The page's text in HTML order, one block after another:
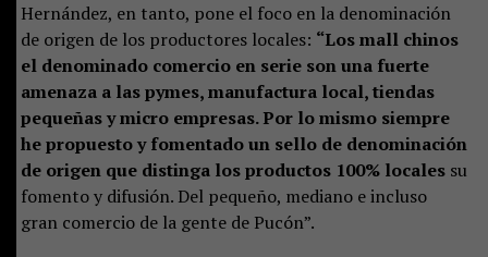
Hernández, en tanto, pone el foco en la denominación
de origen de los productores locales: “Los mall chinos
el denominado comercio en serie son una fuerte
amenaza a las pymes, manufactura local, tiendas
pequeñas y micro empresas. Por lo mismo siempre
he propuesto y fomentado un sello de denominación
de origen que distinga los productos 100% localessu
fomento y difusión. Del pequeño, mediano e incluso
gran comercio de la gente de Pucón”.